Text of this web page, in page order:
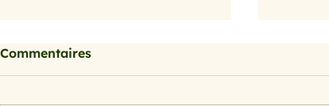
Commentaires